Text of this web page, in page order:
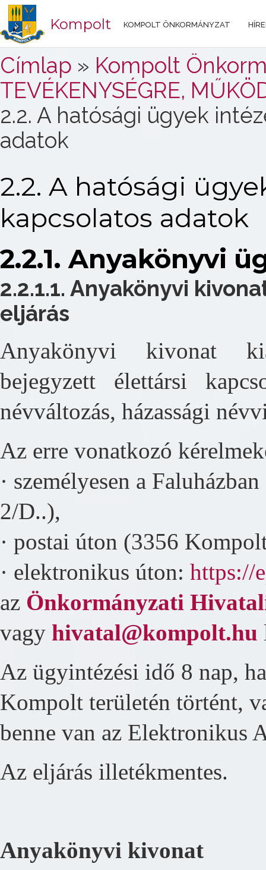
Kompolt KOMPOLT ÖNKORMÁNYZAT
Jelenlegi hely
Címlap » Kompolt
TEVÉKENYSÉGRE,
2.2. A hatósági ügyek
adatok
2.2. A hatósági
kapcsolatos adatok
2.2.1. Anyakönyvi
2.2.1.1. Anyakönyvi
eljárás
Anyakönyvi kivonat
bejegyzett élettársi
névváltozás, házassági
Az erre vonatkozó
· személyesen a
2/D..),
· postai úton (3356
· elektronikus úton: https://
az Önkormányzati
vagy hivatal@kompolt.hu
Az ügyintézési idő 8 nap,
Kompolt területén történt,
benne van az Elektronikus
Az eljárás illetékmentes.
Anyakönyvi kivonat